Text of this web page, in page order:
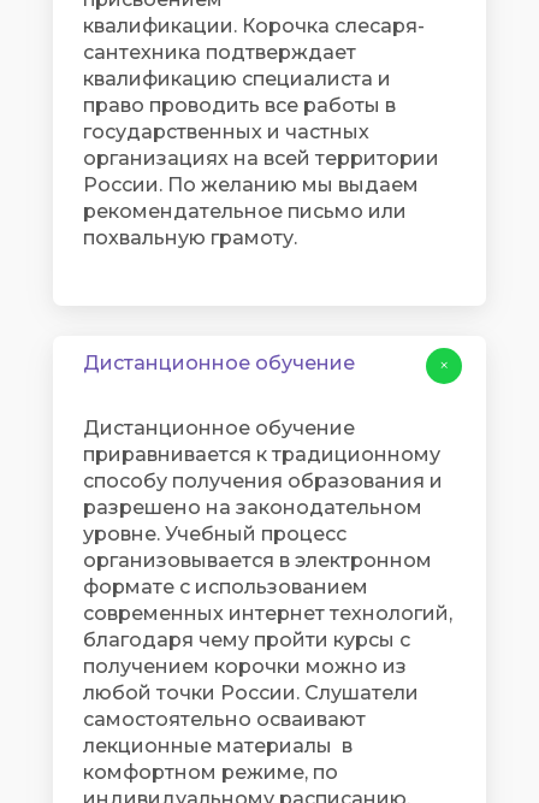
квалификации. Корочка слесаря-
сантехника подтверждает
квалификацию специалиста и
право проводить все работы в
государственных и частных
организациях на всей территории
России. По желанию мы выдаем
рекомендательное письмо или
похвальную грамоту.​​​​​​​
Дистанционное обучение
Дистанционное обучение
приравнивается к традиционному
способу получения образования и
разрешено на законодательном
уровне. Учебный процесс
организовывается в электронном
формате с использованием
современных интернет технологий,
благодаря чему пройти курсы с
получением корочки можно из
любой точки России. Слушатели
самостоятельно осваивают
лекционные материалы в
комфортном режиме, по
+